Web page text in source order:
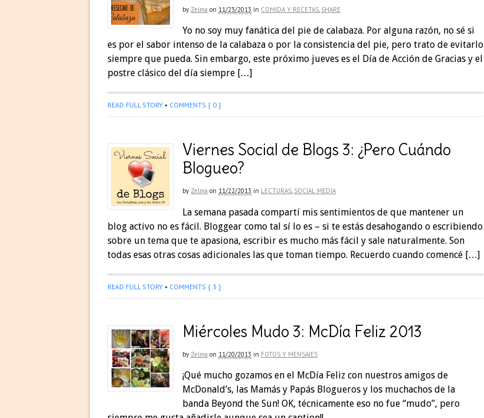
by Zelma on 11/23/2013 in COMIDA Y RECETAS SHARE
Yo no soy muy fanática del pie de calabaza. Por alguna razón, no sé si
es por el sabor intenso de la calabaza o por la consistencia del pie, pero trato de evitarlo
siempre que pueda. Sin embargo, este próximo jueves es el Día de Acción de Gracias y el
postre clásico del día siempre […]
READ FULL STORY • COMMENTS { 0 }
Viernes Social de Blogs 3: ¿Pero Cuándo
Blogueo?
by Zelma on 11/22/2013 in LECTURAS, SOCIAL MEDIA
La semana pasada compartí mis sentimientos de que mantener un
blog activo no es fácil. Bloggear como tal sí lo es – si te estás desahogando o escribiendo
sobre un tema que te apasiona, escribir es mucho más fácil y sale naturalmente. Son
todas esas otras cosas adicionales las que toman tiempo. Recuerdo cuando comencé […]
READ FULL STORY • COMMENTS { 3 }
Miércoles Mudo 3: McDía Feliz 2013
by Zelma on 11/20/2013 in FOTOS Y MENSAJES
¡Qué mucho gozamos en el McDía Feliz con nuestros amigos de
McDonald’s, las Mamás y Papás Blogueros y los muchachos de la
banda Beyond the Sun! OK, técnicamente eso no fue “mudo”, pero